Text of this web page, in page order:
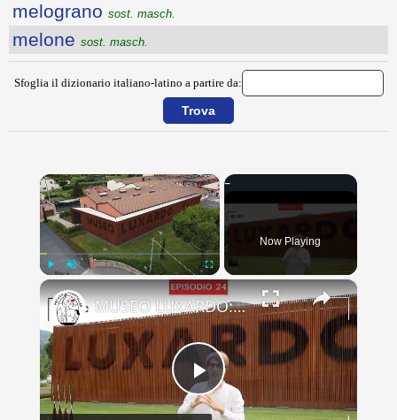
melograno sost. masch.
melone sost. masch.
Sfoglia il dizionario italiano-latino a partire da:
×
Fullscreen
Now Playing
×
Play
MUSEO LUXARDO: Un Viaggio nel Tempo e nel Gusto